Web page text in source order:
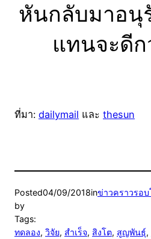
หันกลับมาอนุ
แทนจะดีก
ที่มา: dailymail และ thesun
Posted04/09/2018inข่าวคราวรอบ
by
Tags:
ทดลอง, วิจัย, สำเร็จ, สิงโต, สูญพันธุ์,